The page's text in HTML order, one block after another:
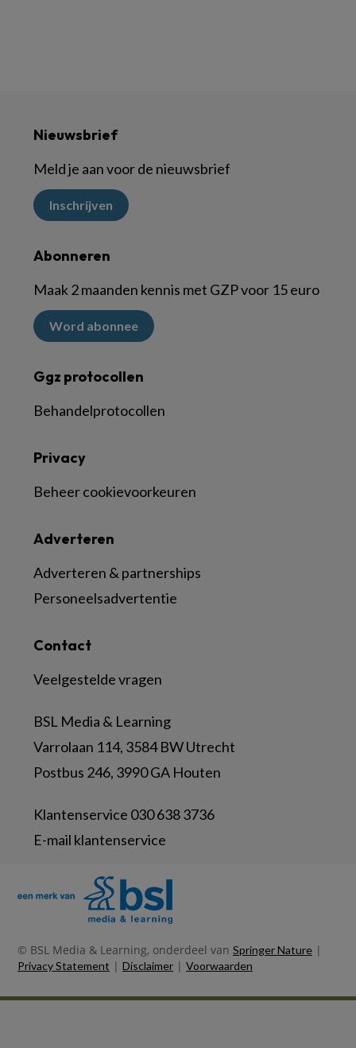
Nieuwsbrief
Meld je aan voor de nieuwsbrief
Inschrijven
Abonneren
Maak 2 maanden kennis met GZP voor 15 euro
Word abonnee
Ggz protocollen
Behandelprotocollen
Contact
Veelgestelde vragen
BSL Media & Learning
Varrolaan 114, 3584 BW Utrecht
Postbus 246, 3990 GA Houten
Klantenservice 030 638 3736
E-mail klantenservice
Adverteren
Adverteren & partnerships
Personeelsadvertentie
Privacy
Beheer cookievoorkeuren
© BSL Media & Learning, onderdeel van Springer Nature |
Privacy Statement | Disclaimer | Voorwaarden